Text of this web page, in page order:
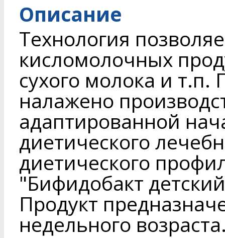
Описание
Технология
кисломолочных
сухого молока и
налажено
адаптированной
диетического
диетического
"Бифидобакт
Продукт
недельного